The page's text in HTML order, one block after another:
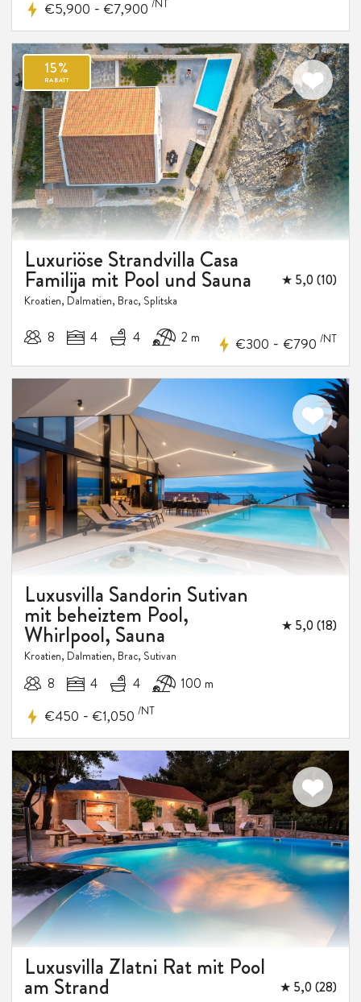
€5,900 - €7,900 /NT
15%
RABATT
Luxuriöse Strandvilla Casa
Familija mit Pool und Sauna ★ 5,0 (10)
Kroatien, Dalmatien, Brac, Splitska
8 4 4 2 m €300 - €790 /NT
Luxusvilla Sandorin Sutivan
mit beheiztem Pool,
Whirlpool, Sauna ★ 5,0 (18)
Kroatien, Dalmatien, Brac, Sutivan
8 4 4 100 m
€450 - €1,050 /NT
Luxusvilla Zlatni Rat mit Pool
am Strand ★ 5,0 (28)